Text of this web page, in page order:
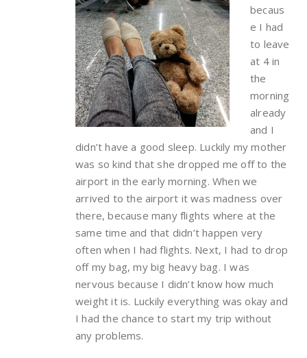
becaus
e I had
to leave
at 4 in
the
morning
already
and I
didn’t have a good sleep. Luckily my mother
was so kind that she dropped me off to the
airport in the early morning. When we
arrived to the airport it was madness over
there, because many flights where at the
same time and that didn’t happen very
often when I had flights. Next, I had to drop
off my bag, my big heavy bag. I was
nervous because I didn’t know how much
weight it is. Luckily everything was okay and
I had the chance to start my trip without
any problems.